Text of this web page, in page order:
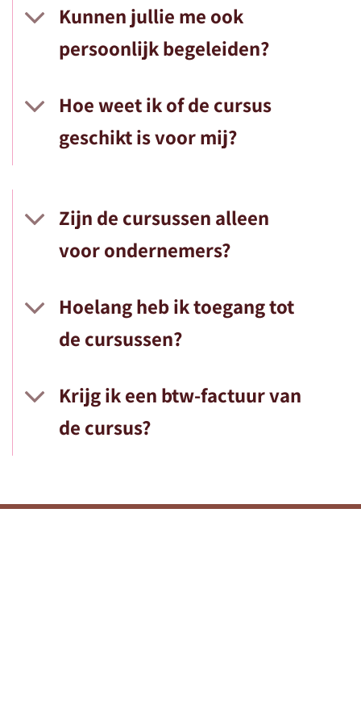
Kunnen jullie me ook
persoonlijk begeleiden?
Hoe weet ik of de cursus
geschikt is voor mij?
Zijn de cursussen alleen
voor ondernemers?
Hoelang heb ik toegang tot
de cursussen?
Krijg ik een btw-factuur van
de cursus?